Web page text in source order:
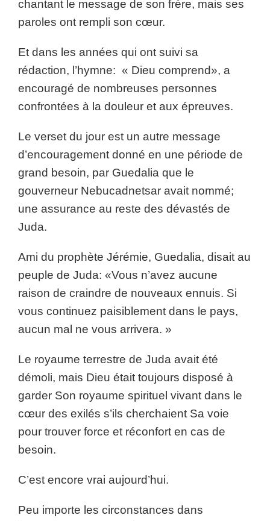
chantant le message de son frère, mais ses
paroles ont rempli son cœur.
Et dans les années qui ont suivi sa
rédaction, l’hymne: « Dieu comprend», a
encouragé de nombreuses personnes
confrontées à la douleur et aux épreuves.
Le verset du jour est un autre message
d’encouragement donné en une période de
grand besoin, par Guedalia que le
gouverneur Nebucadnetsar avait nommé;
une assurance au reste des dévastés de
Juda.
Ami du prophète Jérémie, Guedalia, disait au
peuple de Juda: «Vous n’avez aucune
raison de craindre de nouveaux ennuis. Si
vous continuez paisiblement dans le pays,
aucun mal ne vous arrivera. »
Le royaume terrestre de Juda avait été
démoli, mais Dieu était toujours disposé à
garder Son royaume spirituel vivant dans le
cœur des exilés s’ils cherchaient Sa voie
pour trouver force et réconfort en cas de
besoin.
C’est encore vrai aujourd’hui.
Peu importe les circonstances dans